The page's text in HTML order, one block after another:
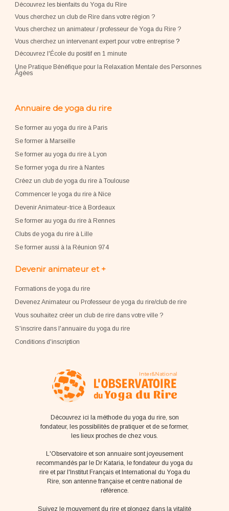
Découvrez les bienfaits du Yoga du Rire
Vous cherchez un club de Rire dans votre région ?
Vous cherchez un animateur / professeur de Yoga du Rire ?
Vous cherchez un intervenant expert pour votre entreprise?
Découvrez l'École du positif en 1 minute
Une Pratique Bénéfique pour la Relaxation Mentale des Personnes
Âgées
Annuaire de yoga du rire
Se former au yoga du rire à Paris
Se former à Marseille
Se former au yoga du rire à Lyon
Se former yoga du rire à Nantes
Créez un club de yoga du rire à Toulouse
Commencer le yoga du rire à Nice
Devenir Animateur-trice à Bordeaux
Se former au yoga du rire à Rennes
Clubs de yoga du rire à Lille
Se former aussi à la Réunion 974
Devenir animateur et +
Formations de yoga du rire
Devenez Animateur ou Professeur de yoga du rire/club de rire
Vous souhaitez créer un club de rire dans votre ville ?
S'inscrire dans l'annuaire du yoga du rire
Conditions d'inscription
Découvrez ici la méthode du yoga du rire, son
fondateur, les possibilités de pratiquer et de se former,
les lieux proches de chez vous.
L'Observatoire et son annuaire sont joyeusement
recommandés par le Dr Kataria, le fondateur du yoga du
rire et par l'Institut Français et International du Yoga du
Rire, son antenne française et centre national de
référence.
Suivez le mouvement du rire et plongez dans la vitalité